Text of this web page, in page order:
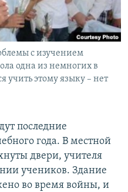
с изучением
одна из немногих в
учить этому языку – нет
последние
года. В местной
двери, учителя
учеников. Здание
во время войны, и